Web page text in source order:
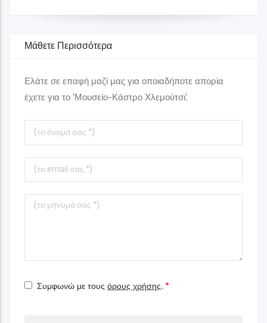
Μάθετε Περισσότερα
Ελάτε σε επαφή μαζί μας για οποιαδήποτε απορία
έχετε για το 'Μουσείο-Κάστρο Χλεμούτσι'.
Το
όνομά
σας
Email
σας
Συμφωνώ με τους όρους χρήσης.